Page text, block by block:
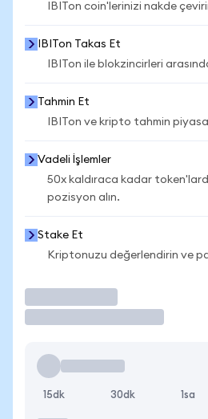
IBITon coin'lerinizi nakde
IBITon Takas Et
IBITon ile blokzincirleri
Tahmin Et
IBITon ve kripto tahmin
Vadeli İşlemler
50x kaldıraca kadar
pozisyon alın.
Stake Et
Kriptonuzu değerlendirin ve
15dk 30dk 1sa